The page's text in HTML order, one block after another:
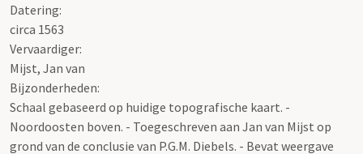
Datering:
circa 1563
Vervaardiger:
Mijst, Jan van
Bijzonderheden:
Schaal gebaseerd op huidige topografische kaart. -
Noordoosten boven. - Toegeschreven aan Jan van Mijst op
grond van de conclusie van P.G.M. Diebels. - Bevat weergave